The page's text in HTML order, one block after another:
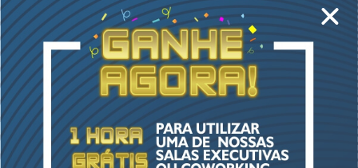
planejamento para lidar com crises e, também, ao
pouco investimento em inovação.
Esses são apenas alguns exemplos dos desafios do
empreendedor brasileiro, contudo, a lista é muito
mais longa! O que fica em questão é que tais
desafios podem ser driblados por ações
estratégicas de gestão.